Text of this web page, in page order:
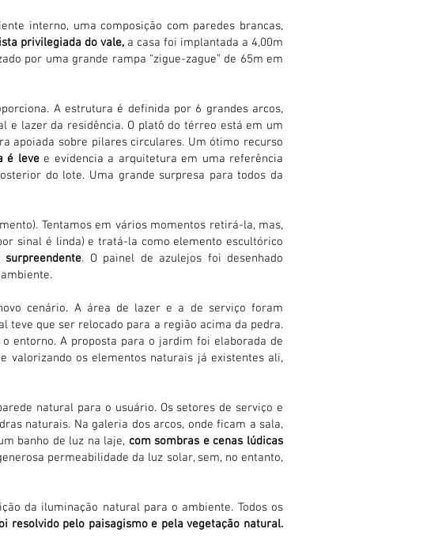
interno, uma composição com paredes brancas,
privilegiada do vale,a casa foi implantada a 4,00m
por uma grande rampa “zigue-zague” de 65m em
A estrutura é definida por 6 grandes arcos,
e lazer da residência. O platô do térreo está em um
apoiada sobre pilares circulares. Um ótimo recurso
é leve e evidencia a arquitetura em uma referência
do lote. Uma grande surpresa para todos da
Tentamos em vários momentos retirá-la, mas,
sinal é linda) e tratá-la como elemento escultórico
. O painel de azulejos foi desenhado
cenário. A área de lazer e a de serviço foram
que ser relocado para a região acima da pedra.
entorno. A proposta para o jardim foi elaborada de
valorizando os elementos naturais já existentes ali,
natural para o usuário. Os setores de serviço e
naturais. Na galeria dos arcos, onde ficam a sala,
banho de luz na laje, com sombras e cenas lúdicas
permeabilidade da luz solar, sem, no entanto,
da iluminação natural para o ambiente. Todos os
resolvido pelo paisagismo e pela vegetação natural.